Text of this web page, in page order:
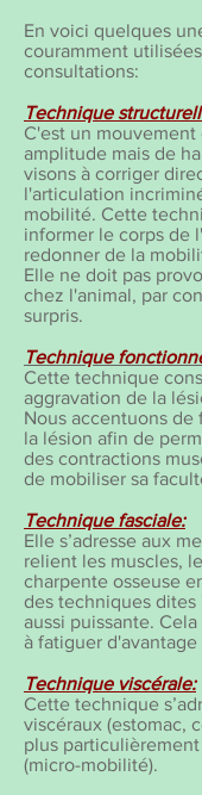
En voici quelques
couramment
consultations:
Technique
C'est un mouvement
amplitude mais de
visons à corriger
l'articulation
mobilité. Cette
informer le corps de
redonner de la
Elle ne doit pas
chez l'animal, par
surpris.
Technique
Cette technique
aggravation de la
Nous accentuons de
la lésion afin de
des contractions
de mobiliser sa
Technique fasciale:
Elle s’adresse aux
relient les muscles,
charpente osseuse
des techniques dites
aussi puissante.
à fatiguer d'avantage
Technique viscérale:
Cette technique
viscéraux (estomac,
plus
(micro-mobilité).